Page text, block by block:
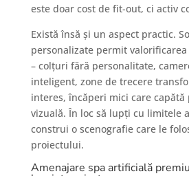
este doar cost de fit-out, ci activ
Există însă și un aspect practic.
personalizate permit
– colțuri fără personalitate,
inteligent, zone de trecere
interes, încăperi mici care
vizuală. În loc să lupți cu limitele
construi o scenografie care le
proiectului.
Amenajare spa artificială